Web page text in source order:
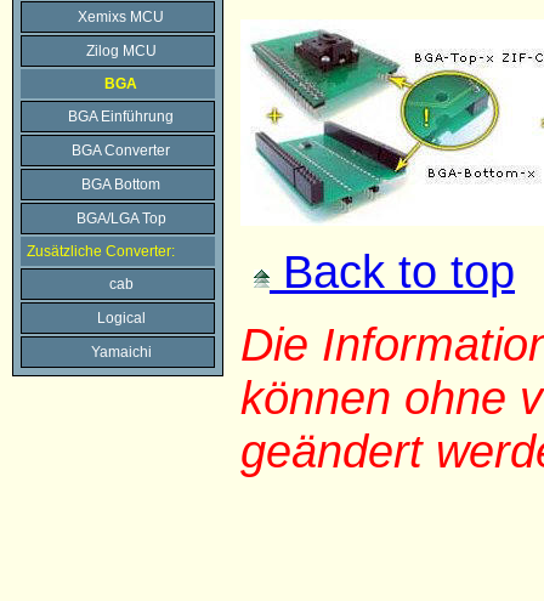
Xemixs MCU
Zilog MCU
BGA
BGA Einführung
BGA Converter
BGA Bottom
BGA/LGA Top
Zusätzliche Converter:
cab
Logical
Yamaichi
Back to top
Die
können ohne
geändert